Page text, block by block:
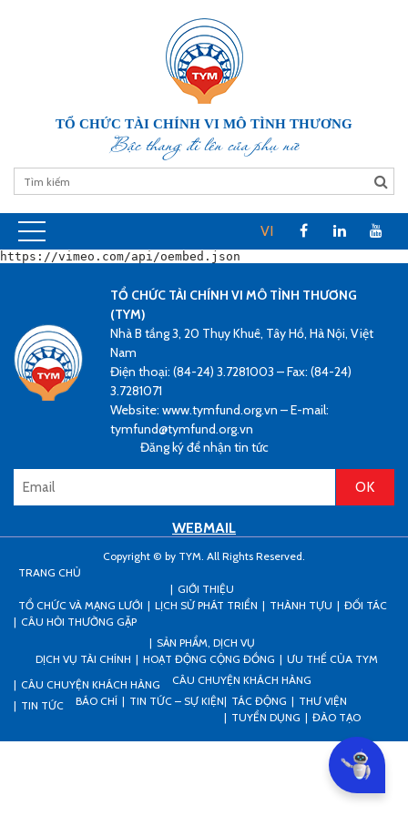
TỔ CHỨC TÀI CHÍNH VI MÔ TÌNH THƯƠNG
Bậc thang đi lên của phụ nữ
VI
https://vimeo.com/api/oembed.json
TỔ CHỨC TÀI CHÍNH VI MÔ TÌNH THƯƠNG
(TYM)
Nhà B tầng 3, 20 Thụy Khuê, Tây Hồ, Hà Nội, Việt
Nam
Điện thoại: (84-24) 3.7281003 – Fax: (84-24)
3.7281071
Website: www.tymfund.org.vn – E-mail:
tymfund@tymfund.org.vn
Đăng ký để nhận tin tức
WEBMAIL
Copyright © by TYM. All Rights Reserved.
TRANG CHỦ
GIỚI THIỆU
TỔ CHỨC VÀ MẠNG LƯỚI
LỊCH SỬ PHÁT TRIỂN THÀNH TỰU
ĐỐI TÁC
CÂU HỎI THƯỜNG GẶP
SẢN PHẨM, DỊCH VỤ
DỊCH VỤ TÀI CHÍNH
HOẠT ĐỘNG CỘNG ĐỒNG
ƯU THẾ CỦA TYM
CÂU CHUYỆN KHÁCH HÀNG
CÂU CHUYỆN KHÁCH HÀNG
TIN TỨC
BÁO CHÍ TIN TỨC – SỰ KIỆN TÁC ĐỘNG
THƯ VIỆN
TUYỂN DỤNG
ĐÀO TẠO
Can I